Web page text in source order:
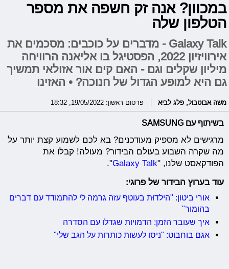
במכוון? אנה זק חשפה את מספר
הטלפון שלה
Galaxy Talk - מדברים על כוכבים: מסכמים את
אירוויזיון 2022, הפסטיגל בו אליאנה הרוויחה
מיליון שקלים וגם - האם קים אור אזולאי תמשיך
גם היא למופע הגדול של חנוכה? • האזינו
משה אבוטבול, פלג לביא פרסום ראשון: 19/05/2022, 18:32
בשיתוף עם SAMSUNG
מרגישים לא מספיק מעודכנים? בא לכם לשמוע קצת יותר על
מה שקרה השבוע בעולם הבידור? מעולה! קבלו את
הפודקאסט שלנו, "Galaxy Talk
".
עוד בערוץ הבידור של פרוגי:
אורי ביטון: "הילדוּת בעוטף עזה גרמה לי להתמודד עם דברים
בהומור"
איך שעובר הזמן: הדמויות שגדלו עם הסדרה
אגם בוחבוט: "ניסו לעשות כותרות על הגב שלי"